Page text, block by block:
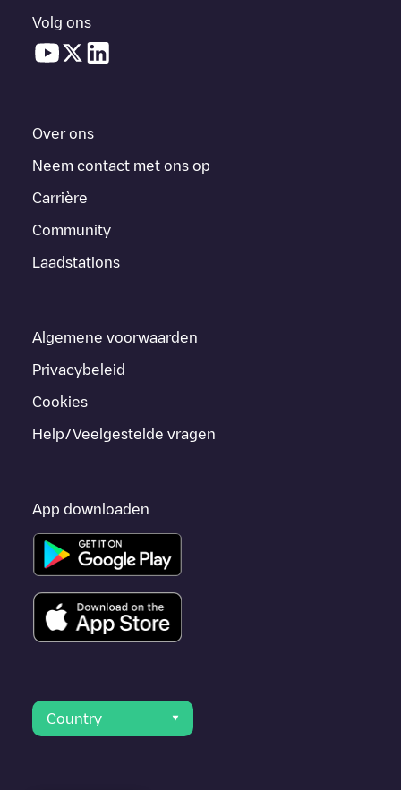
Volg ons
Over ons
Neem contact met ons op
Carrière
Community
Laadstations
Algemene voorwaarden
Privacybeleid
Cookies
Help/Veelgestelde vragen
App downloaden
Country